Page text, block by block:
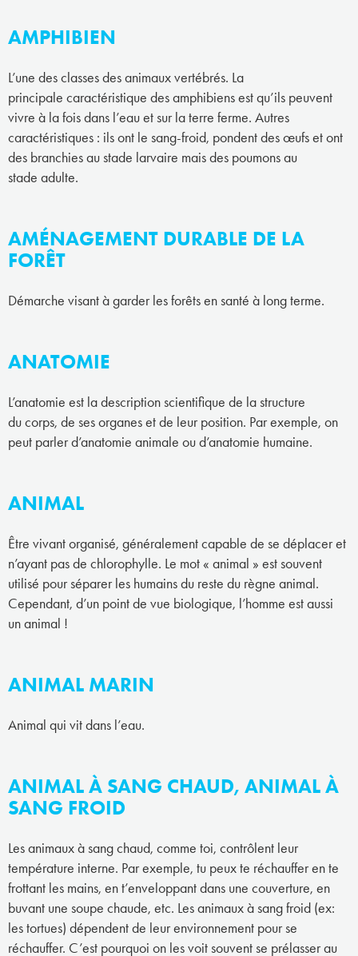
AMPHIBIEN
L’une des classes des animaux vertébrés. La
principale caractéristique des amphibiens est qu’ils peuvent
vivre à la fois dans l’eau et sur la terre ferme. Autres
caractéristiques : ils ont le sang-froid, pondent des œufs et ont
des branchies au stade larvaire mais des poumons au
stade adulte.
AMÉNAGEMENT DURABLE DE LA
FORÊT
Démarche visant à garder les forêts en santé à long terme.
ANATOMIE
L’anatomie est la description scientifique de la structure
du corps, de ses organes et de leur position. Par exemple, on
peut parler d’anatomie animale ou d’anatomie humaine.
ANIMAL
Être vivant organisé, généralement capable de se déplacer et
n’ayant pas de chlorophylle. Le mot « animal » est souvent
utilisé pour séparer les humains du reste du règne animal.
Cependant, d’un point de vue biologique, l’homme est aussi
un animal !
ANIMAL MARIN
Animal qui vit dans l’eau.
ANIMAL À SANG CHAUD, ANIMAL À
SANG FROID
Les animaux à sang chaud, comme toi, contrôlent leur
température interne. Par exemple, tu peux te réchauffer en te
frottant les mains, en t’enveloppant dans une couverture, en
buvant une soupe chaude, etc. Les animaux à sang froid (ex:
les tortues) dépendent de leur environnement pour se
réchauffer. C’est pourquoi on les voit souvent se prélasser au